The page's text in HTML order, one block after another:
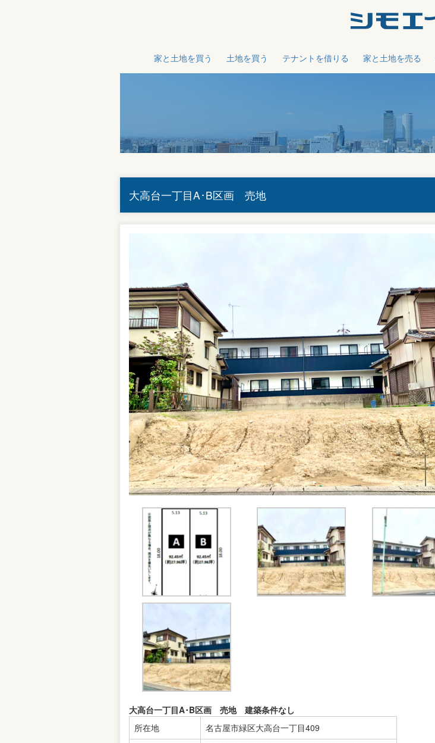
家と土地を買う 土地を買う テナントを借りる 家と土地を売る
大高台一丁目A･B区画 売地
大高台一丁目A･B区画 売地 建築条件なし
所在地
名古屋市緑区大高台一丁目409